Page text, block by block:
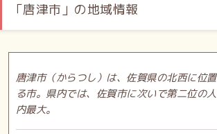
「唐津市」の地域情報
唐津市（からつし）は、佐賀県の北西に位
る市。県内では、佐賀市に次いで第二位の
内最大。